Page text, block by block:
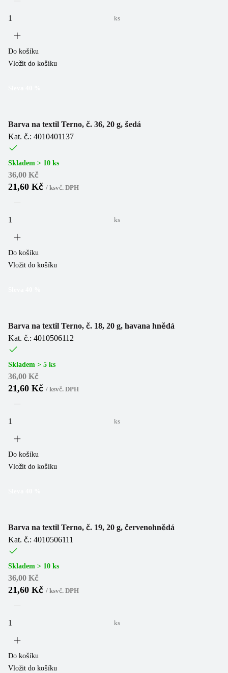
ks
Do košíku
Vložit do košíku
Barva na textil Terno, č. 36, 20 g, šedá
Kat. č.: 4010401137
Skladem > 10 ks
36,00 Kč
21,60 Kč / ksvč. DPH
ks
Do košíku
Vložit do košíku
Barva na textil Terno, č. 18, 20 g, havana hnědá
Kat. č.: 4010506112
Skladem > 5 ks
36,00 Kč
21,60 Kč / ksvč. DPH
ks
Do košíku
Vložit do košíku
Barva na textil Terno, č. 19, 20 g, červenohnědá
Kat. č.: 4010506111
Skladem > 10 ks
36,00 Kč
21,60 Kč / ksvč. DPH
ks
Do košíku
Vložit do košíku